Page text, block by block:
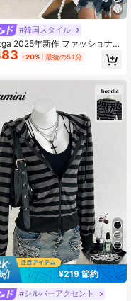
#韓国スタイル
2025年新作 ファッショナブ
ジュアルリネン ストライプパ
ーク タンダウンカラー スウェ
ャツ、早秋の女性の日常着&ホ
ウェアとして使える万能アイ
-20% 最後の51分
¥219 節約
#シルバーアクセント